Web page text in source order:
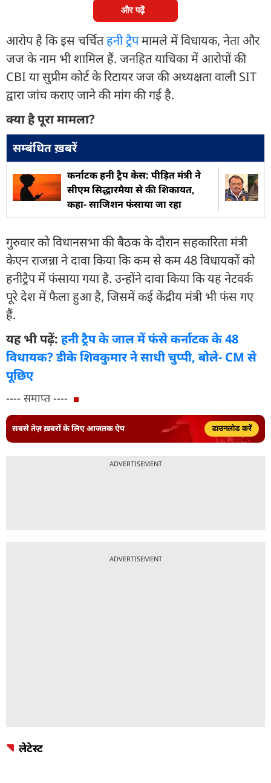
और पढ़ें
आरोप है कि इस चर्चितहनी ट्रैपमामले में विधायक, नेता और
जज के नाम भी शामिल हैं. जनहित याचिका में आरोपों की
CBI या सुप्रीम कोर्ट के रिटायर जज की अध्यक्षता वाली SIT
द्वारा जांच कराए जाने की मांग की गई है.
क्या है पूरा मामला?
सम्बंधित ख़बरें
कर्नाटक हनी ट्रैप केस: पीड़ित मंत्री ने
सीएम सिद्धारमैया से की शिकायत,
कहा- साजिशन फंसाया जा रहा
गुरुवार को विधानसभा की बैठक के दौरान सहकारिता मंत्री
केएन राजन्ना ने दावा किया कि कम से कम 48 विधायकों को
हनीट्रैप में फंसाया गया है. उन्होंने दावा किया कि यह नेटवर्क
पूरे देश में फैला हुआ है, जिसमें कई केंद्रीय मंत्री भी फंस गए
हैं.
यह भी पढ़ें: हनी ट्रैप के जाल में फंसे कर्नाटक के 48
विधायक? डीके शिवकुमार ने साधी चुप्पी, बोले- CM से
पूछिए
---- समाप्त ----
सबसे तेज़ ख़बरों के लिए आजतक ऐप डाउनलोड करें
ADVERTISEMENT
ADVERTISEMENT
लेटेस्ट